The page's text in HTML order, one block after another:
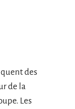
des
de la
Les